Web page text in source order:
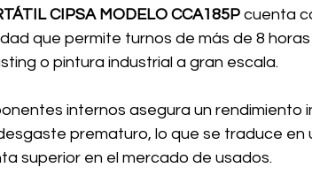
CIPSA MODELO CCA185P cuenta
que permite turnos de más de 8
o pintura industrial a gran escala.
internos asegura un rendimiento
prematuro, lo que se traduce en
superior en el mercado de usados.